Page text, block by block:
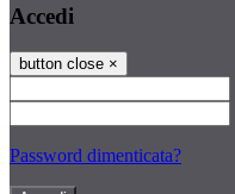
Accedi
button close ×
Password dimenticata?